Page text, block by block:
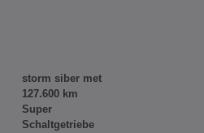
storm siber met
127.600 km
Super
Schaltgetriebe